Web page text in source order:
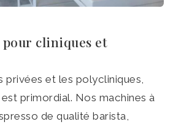
pour cliniques et
privées et les polycliniques,
primordial. Nos machines à
de qualité barista,